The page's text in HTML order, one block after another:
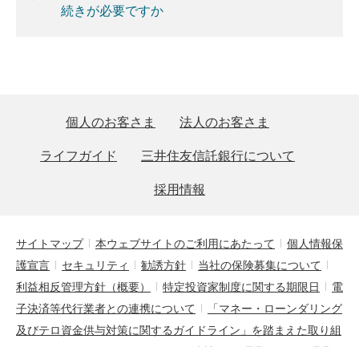
続きが必要ですか
個人のお客さま
法人のお客さま
ライフガイド
三井住友信託銀行について
採用情報
サイトマップ 本ウェブサイトのご利用にあたって
個人情報保
護宣言
セキュリティ 勧誘方針
当社の保険募集について
利益相反管理方針（概要）
特定投資家制度に関する期限日
電
子決済等代行業者との連携について
「マネー・ローンダリング
及びテロ資金供与対策に関するガイドライン」を踏まえた取り組